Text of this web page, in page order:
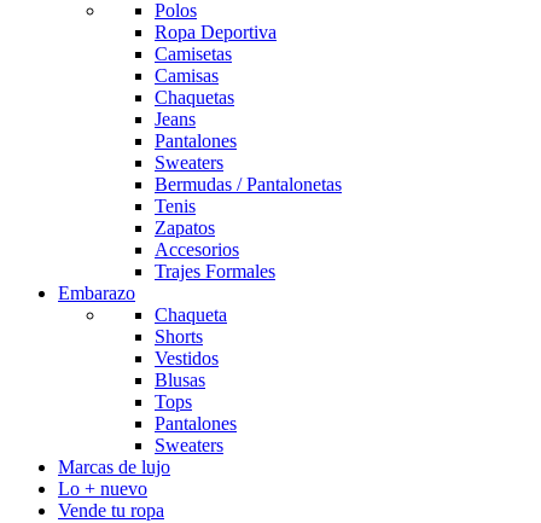
Polos
Ropa Deportiva
Camisetas
Camisas
Chaquetas
Jeans
Pantalones
Sweaters
Bermudas / Pantalonetas
Tenis
Zapatos
Accesorios
Trajes Formales
Embarazo
Chaqueta
Shorts
Vestidos
Blusas
Tops
Pantalones
Sweaters
Marcas de lujo
Lo + nuevo
Vende tu ropa